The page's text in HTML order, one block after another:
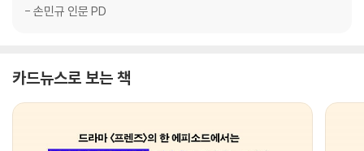
- 손민규 인문 PD
카드뉴스로 보는 책